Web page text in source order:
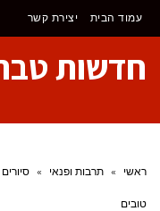
לתוכן
עמוד הבית יצירת קשר
חדשות
ראשי » תרבות ופנאי »
טובים